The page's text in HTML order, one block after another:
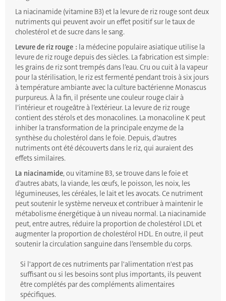
La niacinamide (vitamine B3) et la levure de riz rouge sont deux
nutriments qui peuvent avoir un effet positif sur le taux de
cholestérol et de sucre dans le sang.
Levure de riz rouge : la médecine populaire asiatique utilise la
levure de riz rouge depuis des siècles. La fabrication est simple :
les grains de riz sont trempés dans l’eau. Cru ou cuit à la vapeur
pour la stérilisation, le riz est fermenté pendant trois à six jours
à température ambiante avec la culture bactérienne Monascus
purpureus. À la fin, il présente une couleur rouge clair à
l’intérieur et rougeâtre à l’extérieur. La levure de riz rouge
contient des stérols et des monacolines. La monacoline K peut
inhiber la transformation de la principale enzyme de la
synthèse du cholestérol dans le foie. Depuis, d’autres
nutriments ont été découverts dans le riz, qui auraient des
effets similaires.
La niacinamide, ou vitamine B3, se trouve dans le foie et
d’autres abats, la viande, les œufs, le poisson, les noix, les
légumineuses, les céréales, le lait et les avocats. Ce nutriment
peut soutenir le système nerveux et contribuer à maintenir le
métabolisme énergétique à un niveau normal. La niacinamide
peut, entre autres, réduire la proportion de cholestérol LDL et
augmenter la proportion de cholestérol HDL. En outre, il peut
soutenir la circulation sanguine dans l’ensemble du corps.
Si l'apport de ces nutriments par l'alimentation n'est pas
suffisant ou si les besoins sont plus importants, ils peuvent
être complétés par des compléments alimentaires
spécifiques.